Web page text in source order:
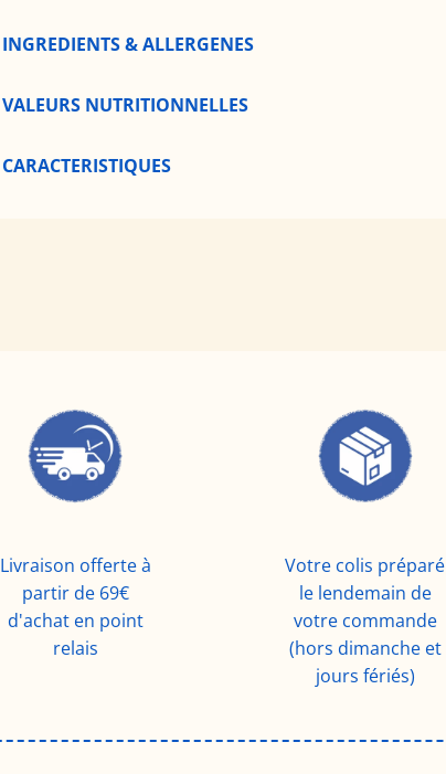
INGREDIENTS & ALLERGENES
VALEURS NUTRITIONNELLES
CARACTERISTIQUES
Livraison offerte à
partir de 69€
d'achat en point
relais
Votre colis préparé
le lendemain de
votre commande
(hors dimanche et
jours fériés)